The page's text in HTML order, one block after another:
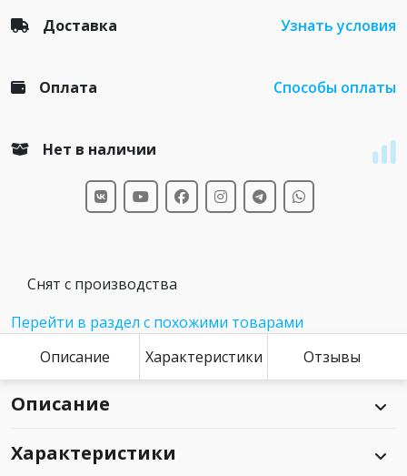
Доставка Узнать условия
Оплата Способы оплаты
Нет в наличии
Снят с производства
Перейти в раздел с похожими товарами
Описание
Характеристики Отзывы
Описание
Характеристики